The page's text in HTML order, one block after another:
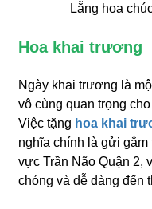
Lẵng hoa
Hoa khai trương
Ngày khai trương là
vô cùng quan trọng
Việc tặng hoa khai
nghĩa chính là gửi gắm
vực Trần Não Quận 2,
chóng và dễ dàng đến